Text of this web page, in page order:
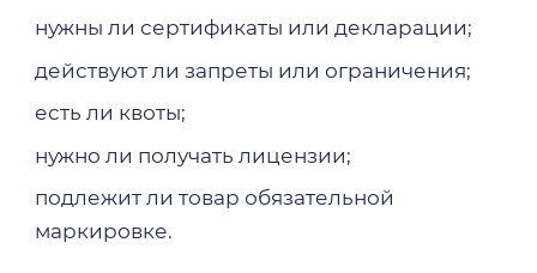
нужны ли сертификаты или декларации;
действуют ли запреты или ограничения;
есть ли квоты;
нужно ли получать лицензии;
подлежит ли товар обязательной
маркировке.